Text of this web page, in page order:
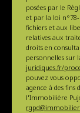
posées par le
et par la loi
fichiers et aux
relatives aux
droits en
personnelles sur
juridiques.fr/
pouvez vous
agence à des
l'Immobilière